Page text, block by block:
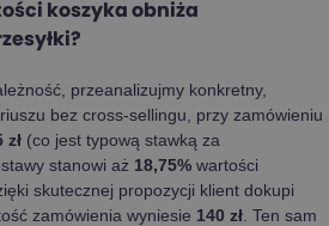
koszyka obniża
przeanalizujmy konkretny,
bez cross-sellingu, przy zamówieniu
zł (co jest typową stawką za
stanowi aż 18,75% wartości
skutecznej propozycji klient dokupi
zamówienia wyniesie 140 zł . Ten sam